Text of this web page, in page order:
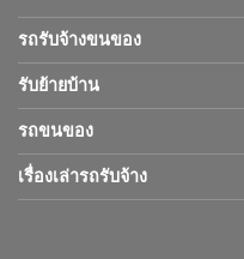
รถรับจ้างขนของ
รับย้ายบ้าน
รถขนของ
เรื่องเล่ารถรับจ้าง